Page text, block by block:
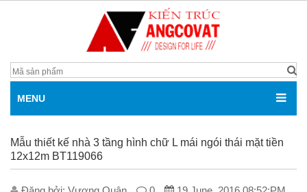
MENU
Mẫu thiết kế nhà 3 tầng hình chữ L mái ngói thái mặt tiền
12x12m BT119066